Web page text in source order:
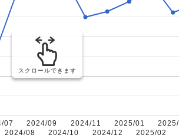
07
2024/08
2024/09
2024/10
2024/11
2024/12
2025/01
2025/02
スクロールできます